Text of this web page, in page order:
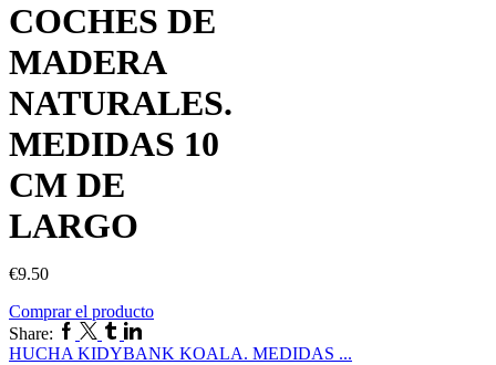
COCHES DE
MADERA
NATURALES.
MEDIDAS 10
CM DE
LARGO
€9.50
Comprar el producto
Share: Facebook
Twitter
TumblrLinkedin
HUCHA KIDYBANK KOALA. MEDIDAS ...